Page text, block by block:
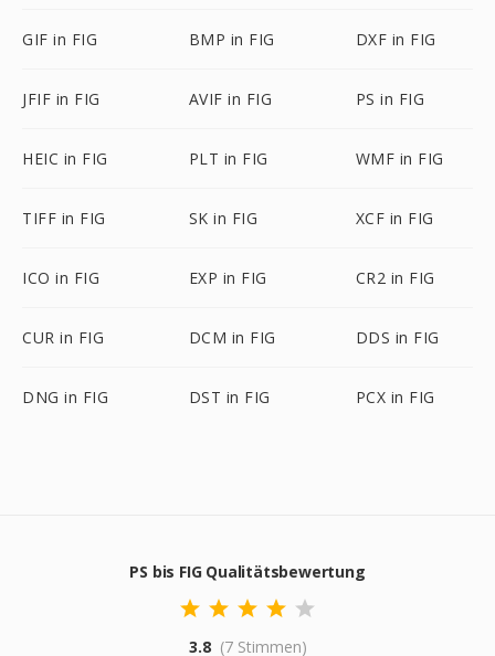
GIF in FIG BMP in FIG DXF in FIG
JFIF in FIG AVIF in FIG PS in FIG
HEIC in FIG PLT in FIG WMF in FIG
TIFF in FIG SK in FIG XCF in FIG
ICO in FIG EXP in FIG CR2 in FIG
CUR in FIG DCM in FIG DDS in FIG
DNG in FIG DST in FIG PCX in FIG
PS bis FIG Qualitätsbewertung
3.8 (7 Stimmen)